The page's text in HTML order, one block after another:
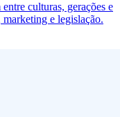
culturas, gerações e
e legislação.